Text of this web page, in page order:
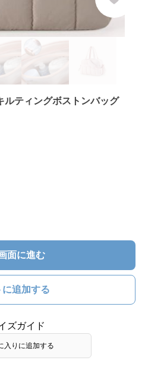
ルティングボストンバッグ
面に進む
に追加する
入りに追加する